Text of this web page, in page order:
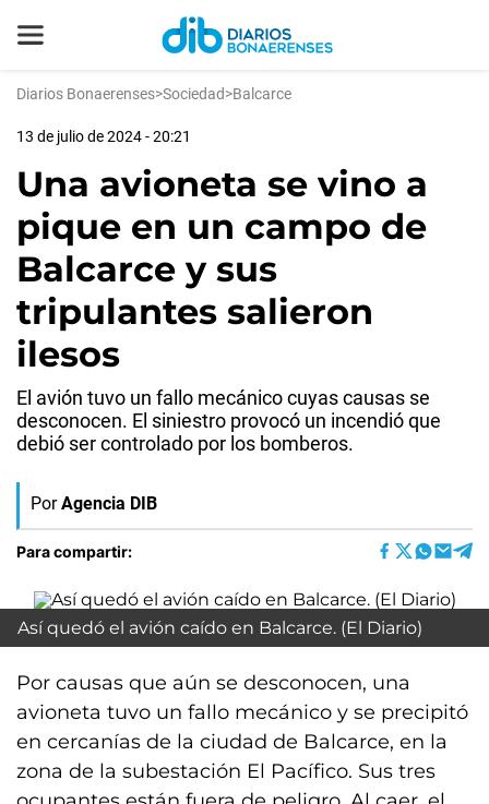
Diarios Bonaerenses>Sociedad>Balcarce
13 de julio de 2024 - 20:21
Una avioneta se vino a
pique en un campo de
Balcarce y sus
tripulantes salieron
ilesos
El avión tuvo un fallo mecánico cuyas causas se
desconocen. El siniestro provocó un incendió que
debió ser controlado por los bomberos.
Por Agencia DIB
Para compartir:
Así quedó el avión caído en Balcarce. (El Diario)
Por causas que aún se desconocen, una
avioneta tuvo un fallo mecánico y se precipitó
en cercanías de la ciudad de Balcarce, en la
zona de la subestación El Pacífico. Sus tres